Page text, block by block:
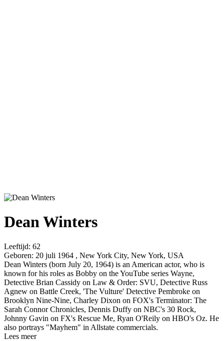
Dean Winters
Leeftijd: 62
Geboren: 20 juli 1964 , New York City, New York, USA
Dean Winters (born July 20, 1964) is an American actor, who is
known for his roles as Bobby on the YouTube series Wayne,
Detective Brian Cassidy on Law & Order: SVU, Detective Russ
Agnew on Battle Creek, 'The Vulture' Detective Pembroke on
Brooklyn Nine-Nine, Charley Dixon on FOX's Terminator: The
Sarah Connor Chronicles, Dennis Duffy on NBC's 30 Rock,
Johnny Gavin on FX's Rescue Me, Ryan O'Reily on HBO's Oz. He
also portrays "Mayhem" in Allstate commercials.
Lees meer